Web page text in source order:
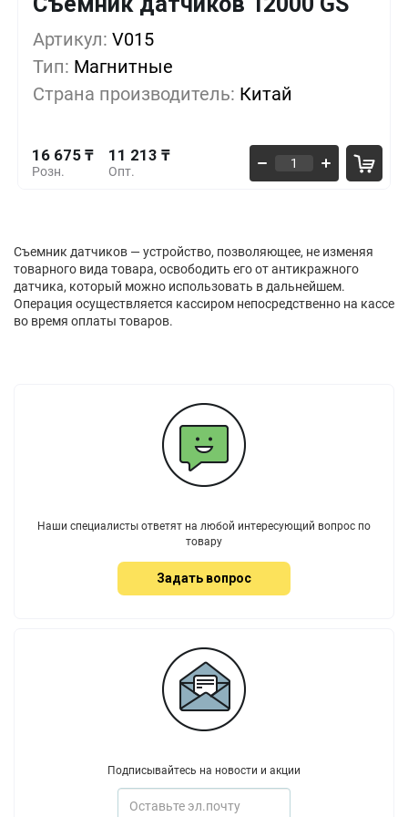
Артикул: V015
Тип: Магнитные
Страна производитель: Китай
Розн.
16 675 ₸
Опт.
11 213 ₸
1+ 0%
10+ -8%
50+ -25%
Съемник датчиков — устройство, позволяющее, не изменяя
товарного вида товара, освободить его от антикражного
датчика, который можно использовать в дальнейшем.
Операция осуществляется кассиром непосредственно на кассе
во время оплаты товаров.
Наши специалисты ответят на любой интересующий вопрос по
товару
Задать вопрос
Подписывайтесь на новости и акции